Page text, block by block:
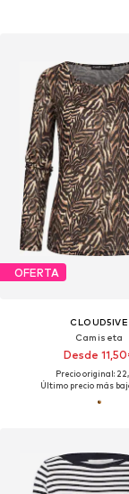
OFERTA
CLOUD5IVE
Camiseta
Desde
Precio original:
Último precio más